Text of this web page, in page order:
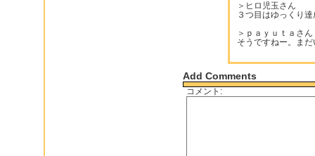
＞ヒロ児玉さん
３つ目はゆっくり
＞ｐａｙｕｔａさん
そうですねー。ま
Add Comments
コメント: